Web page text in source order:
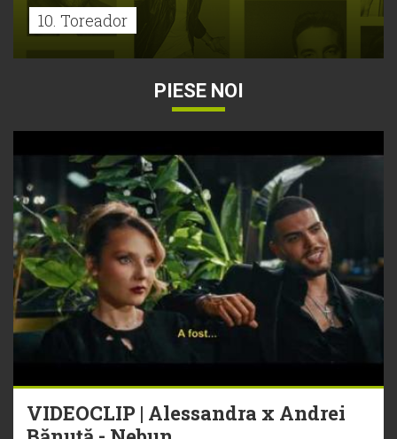
10. Toreador
PIESE NOI
VIDEOCLIP | Alessandra x Andrei